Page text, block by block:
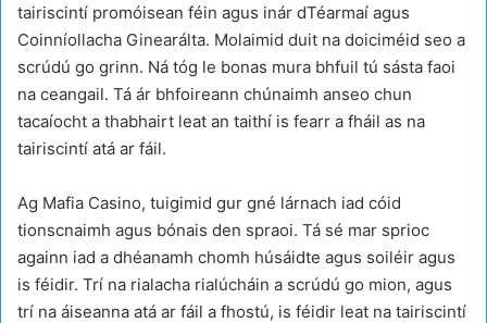
tairiscintí promóisean féin agus inár dTéarmaí agus
Coinníollacha Ginearálta. Molaimid duit na doiciméid seo a
scrúdú go grinn. Ná tóg le bonas mura bhfuil tú sásta faoi
na ceangail. Tá ár bhfoireann chúnaimh anseo chun
tacaíocht a thabhairt leat an taithí is fearr a fháil as na
tairiscintí atá ar fáil.
Ag Mafia Casino, tuigimid gur gné lárnach iad cóid
tionscnaimh agus bónais den spraoi. Tá sé mar sprioc
againn iad a dhéanamh chomh húsáidte agus soiléir agus
is féidir. Trí na rialacha rialúcháin a scrúdú go mion, agus
trí na áiseanna atá ar fáil a fhostú, is féidir leat na tairiscintí